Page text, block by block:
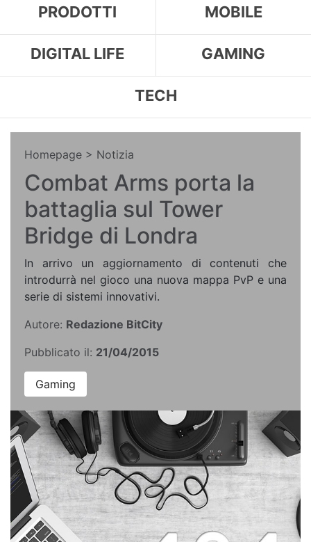
PRODOTTI MOBILE
DIGITAL LIFE GAMING
TECH
Homepage > Notizia
Combat Arms porta la
battaglia sul Tower
Bridge di Londra
In arrivo un aggiornamento di contenuti che
introdurrà nel gioco una nuova mappa PvP e una
serie di sistemi innovativi.
Autore: Redazione BitCity
Pubblicato il: 21/04/2015
Gaming